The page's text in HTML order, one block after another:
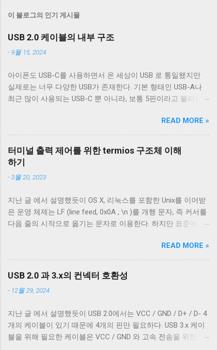
이 블로그의 인기 게시물
USB 2.0 케이블의 내부 구조
- 9월 15, 2024
아이폰도 USB-C를 사용하면서 온 세상이 USB 로 통일됐지만
실제로는 너무 다양한 USB가 존재한다. 기본 형태인 USB-A나
최근 많이 사용되는 USB-C 뿐 아니라, 보통 5핀이라고 불리는
컨넥터는 모양이 다르기 때문에 쉽게 구분할 수 있는데 케이블
은 답이 없다. 겉으로는 똑같아 보이는 케이블이라도 어떤 케이
블은 데이터 통신이 안 되고 어떤 케이블은 데이터 통신이 가능
하다. 이런 차이는 케이블 내부 구성에 따라 발생한다. 이번 글
에서는 USB 2.0 케이블의 내부를 통해 USB 케이블에 대해 자세
히 알아보겠다. Micro-B 케이블의 편조 차폐와 호일 차폐 위 사
벗겨낸 것이다. 절연체 아래로 금속 선이 있는 것을 알 수 있다.
이 선들은 금속 선이지만 전선은 아니다. 이 선은 전자기 차폐를
목적으로 들어간 금속 선이다. 실제 전선은 이 금속 선을 벗겨야
나는 얇은 금속 호일이고, 다른 하나는 얇은 도체의 가닥으로 이
루어져 있다. 전자는 보통 호일 차폐(Foil Shielding)라고 부르고
후자는 편조 차폐(Braided Shielding)라고 부른다. 이 둘은 다 외
는 것에 효과적이고, 호일 차폐가 고주파수 전자기파를 차단하
는 데 효과적이다. USB 3.0의 고속 전송 케이블은 이 두 차폐를
사용하는 것이 필수적이고, 그 외의 경우에는 필수는 아니고 권
READ MORE »
터미널 출력 제어를 위한 termios 구조체 이해
하기
-3월 20, 2023
지난 글 에서 설명했듯이 OS X, 리눅스를 포함한 Unix를 이어받
은 운영 체제는 LF (line feed, 0x0A , \n )를 개행 문자, 즉 커서를
다음 줄의 시작으로 옮기는 문자로 이용한다. 하지만 표준에 정
의 처음으로 이동하지 않는다. 파일을 항상 운영 체제에 종속적
인 애플리케이션을 통해서만 접근한다면 표준과 다른 동작은
문제되지 않는다. 하지만 파일과 입출력의 구분이 없는 유닉스
계열에서 파일과 프로세스의 입출력이 상호작용할 때 이 차이
는 문제될 수 있다. 이 차이를 다루기 위해서 터미널은 출력에
POSIX.1 표준이 정의 하는 termios 구조체의 c_oflag 다.
c_oflag 는 터미널이 받은 문자를 출력하기 전에 어떤 후처리를
할지에 대한 플래그다. c_oflag에서 가장 중요한 플래그는
READ MORE »
USB 2.0 과 3.x의 컨넥터 호환성
- 12월 29, 2024
지난 글 에서 설명했듯이 USB 2.0에서는 VCC / GND / D+ / D- 4
개의 케이블이 있기 때문에 4개의 핀만 필요하다. USB 3.x 케이
블을 위해 필요한 케이블은 VCC / GND 와 고속 전송을 위한 두